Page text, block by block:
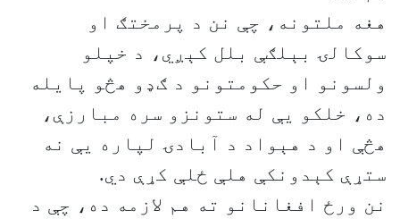
هغه ملتونه، چې نن د پرمختګ او
سوکالۍ بېلګې بلل کېږي، د خپلو
ولسونو او حکومتونو د ګډو هڅو پایله
ده، خلکو یې له ستونزو سره مبارزې،
هڅې او د هېواد د آبادۍ لپاره یې نه
ستړې کېدونکې هلې ځلې کړې دي.
نن ورځ افغانانو ته هم لازمه ده، چې د